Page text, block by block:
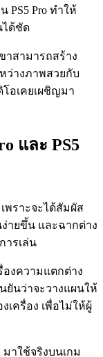
Pro ทำให้
ได้ชัด
สามารถสร้าง
ว่างภาพสวยกับ
อเคยเผชิญมา
และ PS5
พราะจะได้สัมผัส
ายขึ้น และฉากต่าง
ารเล่น
องความแตกต่าง
นว่าจะวางแผนให้
ครื่อง เพื่อไม่ให้ผู้
มาใช้จริงบนเกม